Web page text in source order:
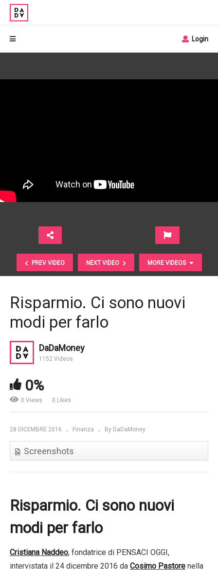
Login
PREV VIDEO NEXT VIDEO MORE VIDEOS
Fondi immobiliari in crisi a causa delle Poste
Risparmio. Ci sono nuovi
modi per farlo
DaDaMoney
1152 Videos
0%
0 Views 0 Likes
28 DICEMBRE 2016 Finanza By DaDaMoney
Screenshots
Risparmio. Ci sono nuovi
modi per farlo
Cristiana Naddeo, fondatrice di PENSACI OGGI,
intervistata il 24 dicembre 2016 da Cosimo Pastore nella